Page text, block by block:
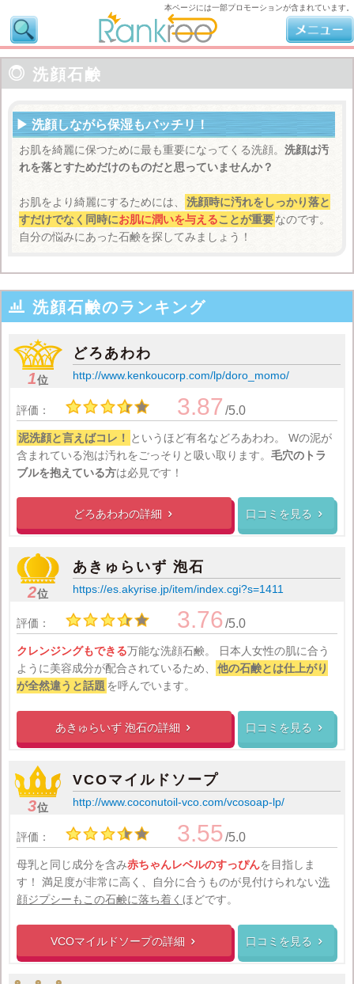
 洗顔石鹸
洗顔しながら保湿もバッチリ！
お肌を綺麗に保つために最も重要になってくる洗顔。洗顔は汚
れを落とすためだけのものだと思っていませんか？
お肌をより綺麗にするためには、
洗顔時に汚れをしっかり落と
すだけでなく同時にお肌に潤いを与えることが重要なのです。
自分の悩みにあった石鹸を探してみましょう！
 洗顔石鹸のランキング
1位
どろあわわ
http://www.kenkoucorp.com/lp/doro_momo/
評価： 3.87 /5.0
泥洗顔と言えばコレ！ というほど有名などろあわわ。
Wの泥が
含まれている泡は汚れをごっそりと吸い取ります。毛穴のトラ
ブルを抱えている方は必見です！
どろあわわの詳細  口コミを見る 
2位
あきゅらいず 泡石
https://es.akyrise.jp/item/index.cgi?s=1411
評価： 3.76/5.0
クレンジングもできる万能な洗顔石鹸。
日本人女性の肌に合う
ように美容成分が配合されているため、
他の石鹸とは仕上がり
が全然違うと話題 を呼んでいます。
あきゅらいず 泡石の詳細  口コミを見る 
3位
VCOマイルドソープ
http://www.coconutoil-vco.com/vcosoap-lp/
評価： 3.55/5.0
母乳と同じ成分を含み赤ちゃんレベルのすっぴんを目指しま
す！
満足度が非常に高く、自分に合うものが見付けられない洗
顔ジプシーもこの石鹸に落ち着くほどです。
VCOマイルドソープの詳細  口コミを見る 
本ページには一部プロモーションが含まれています。